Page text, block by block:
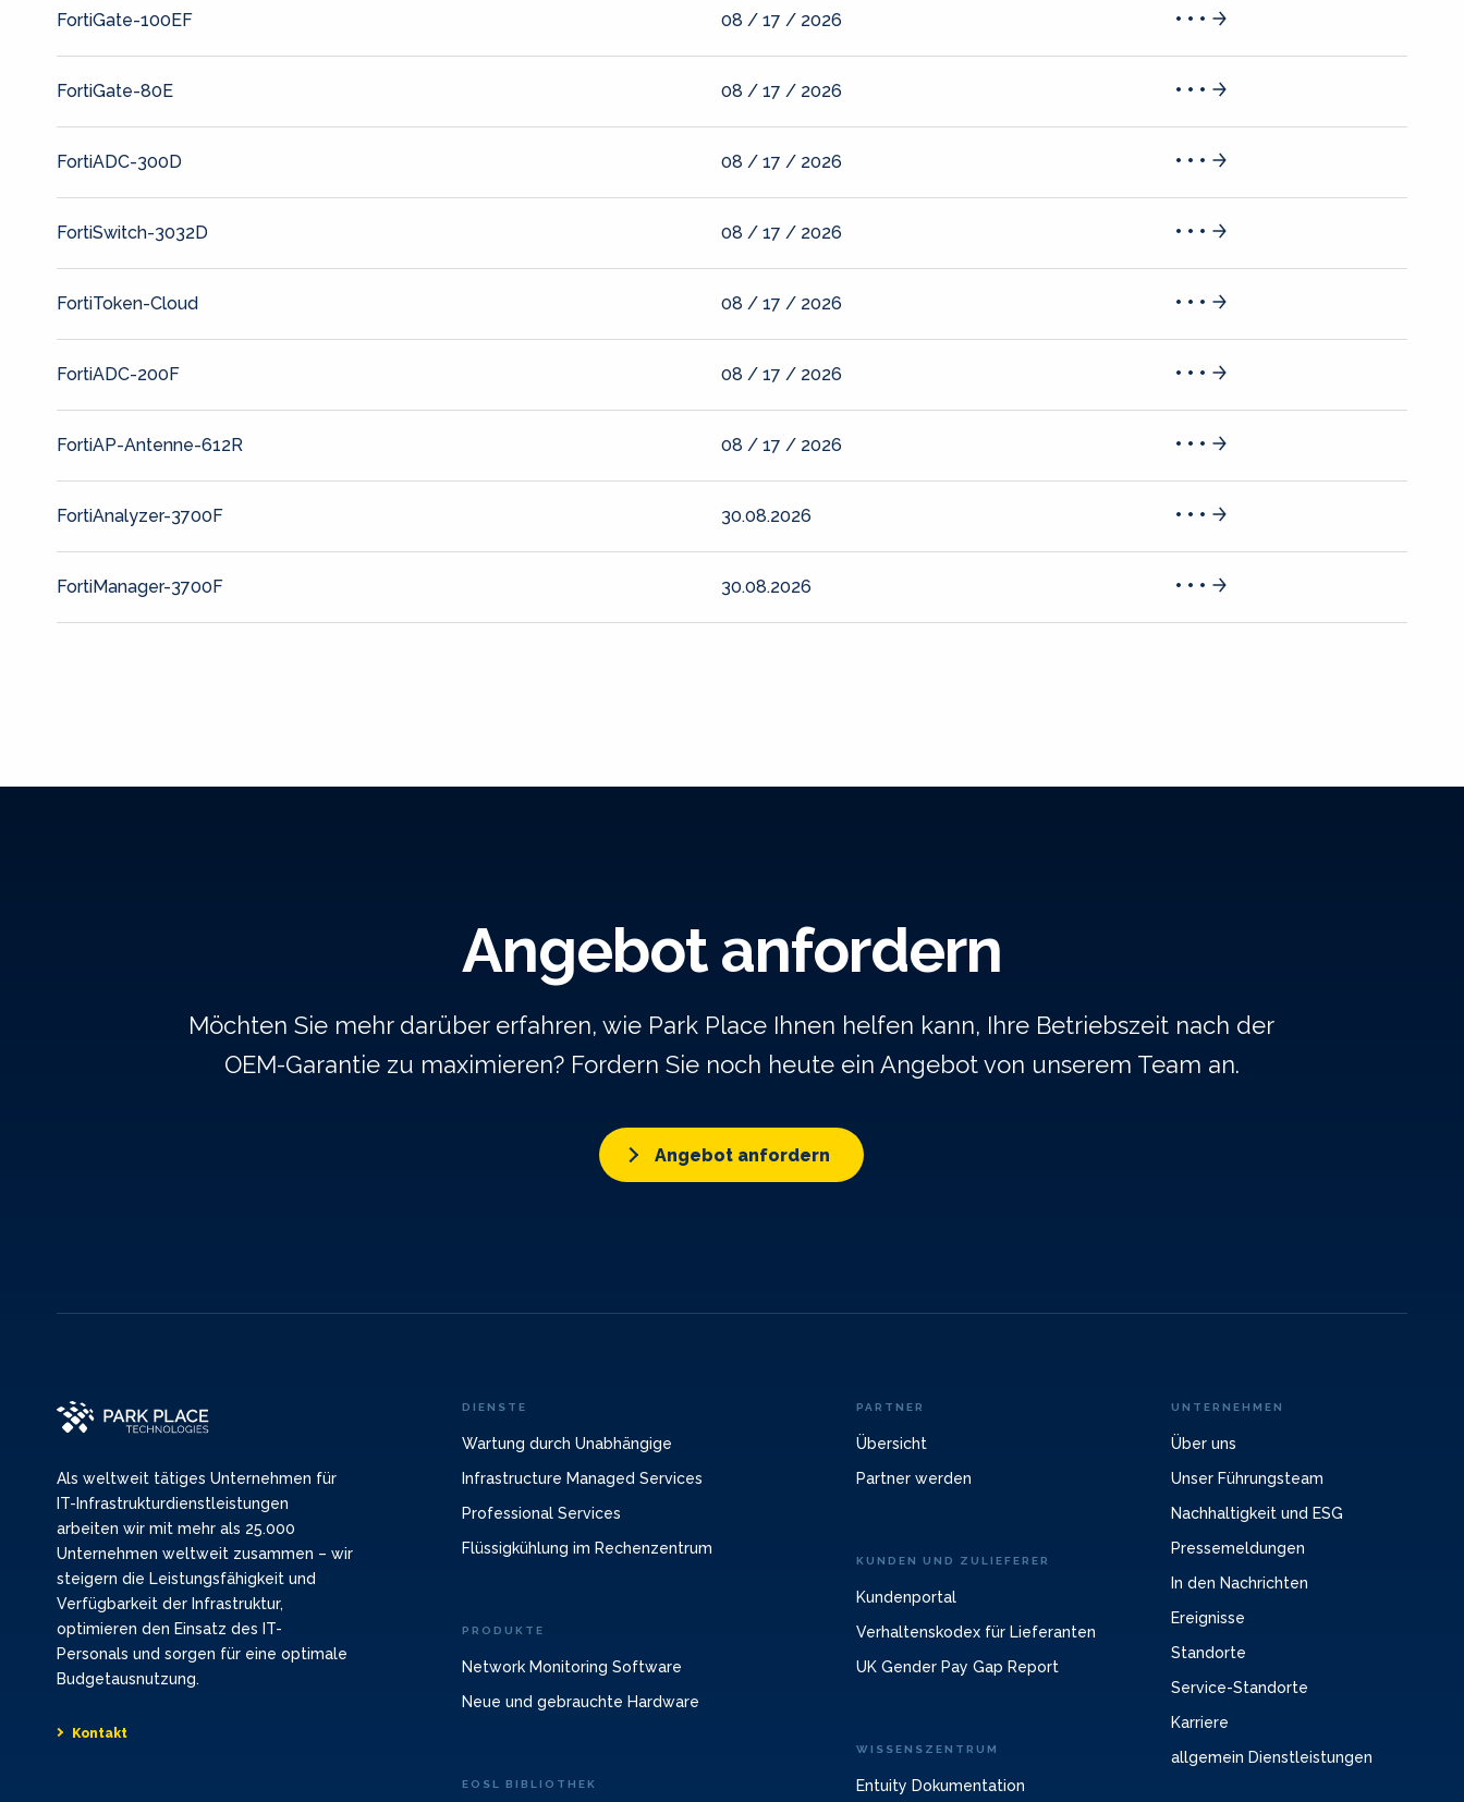
FortiGate-100EF 08 / 17 / 2026
FortiGate-80E 08 / 17 / 2026
FortiADC-300D 08 / 17 / 2026
FortiSwitch-3032D 08 / 17 / 2026
FortiToken-Cloud 08 / 17 / 2026
FortiADC-200F 08 / 17 / 2026
FortiAP-Antenne-612R 08 / 17 / 2026
FortiAnalyzer-3700F 30.08.2026
FortiManager-3700F 30.08.2026
Angebot anfordern
Möchten Sie mehr darüber erfahren, wie Park Place Ihnen helfen kann, Ihre Betriebszeit nach der
OEM-Garantie zu maximieren? Fordern Sie noch heute ein Angebot von unserem Team an.
Angebot anfordern
Als weltweit tätiges Unternehmen für
IT-Infrastrukturdienstleistungen
arbeiten wir mit mehr als 25.000
Unternehmen weltweit zusammen – wir
steigern die Leistungsfähigkeit und
Verfügbarkeit der Infrastruktur,
optimieren den Einsatz des IT-
Personals und sorgen für eine optimale
Budgetausnutzung.
Kontakt
DIENSTE
Wartung durch Unabhängige
Infrastructure Managed Services
Professional Services
Flüssigkühlung im Rechenzentrum
PRODUKTE
Network Monitoring Software
Neue und gebrauchte Hardware
EOSL BIBLIOTHEK
PARTNER
Übersicht
Partner werden
KUNDEN UND ZULIEFERER
Kundenportal
Verhaltenskodex für Lieferanten
UK Gender Pay Gap Report
WISSENSZENTRUM
Entuity Dokumentation
UNTERNEHMEN
Über uns
Unser Führungsteam
Nachhaltigkeit und ESG
Pressemeldungen
In den Nachrichten
Ereignisse
Standorte
Service-Standorte
Karriere
allgemein Dienstleistungen